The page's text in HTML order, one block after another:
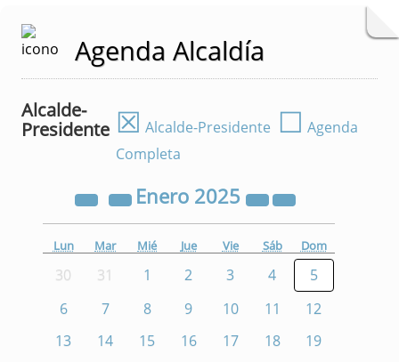
Agenda Alcaldía
Alcalde-
Presidente ☒ Alcalde-Presidente ☐ Agenda
Completa
Enero 2025
Lun Mar Mié Jue Vie Sáb Dom
30 31 1 2 3 4
5
6
7 8 9 10 11
12
13
14 15 16 17 18
19